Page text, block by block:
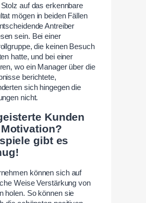
auf das erkennbare
mögen in beiden Fällen
Antreiber
sein. Bei einer
die keinen Besuch
hatte, und bei einer
wo ein Manager über die
berichtete,
sich hingegen die
nicht.
Kunden
gibt es
können sich auf
Weise Verstärkung von
holen. So können sie